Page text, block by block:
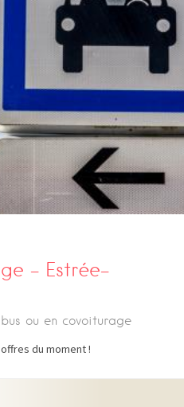
– Estrée-
ou en covoiturage
du moment !